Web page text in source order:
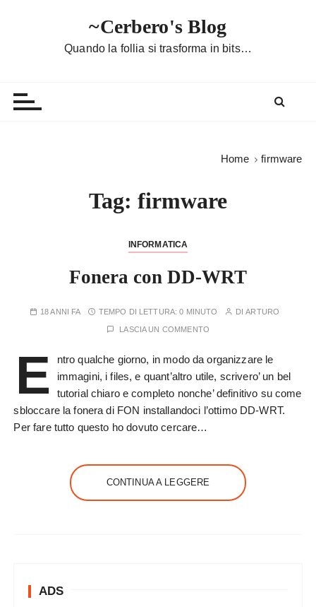
~Cerbero's Blog
Quando la follia si trasforma in bits…
Home firmware
Tag: firmware
INFORMATICA
Fonera con DD-WRT
18 ANNI FA TEMPO DI LETTURA:0 MINUTO DIARTURO
LASCIA UN COMMENTO
E
ntro qualche giorno, in modo da organizzare le
immagini, i files, e quant’altro utile, scrivero’ un bel
tutorial chiaro e completo nonche’ definitivo su come
sbloccare la fonera di FON installandoci l’ottimo DD-WRT.
Per fare tutto questo ho dovuto cercare…
CONTINUA A LEGGERE
ADS